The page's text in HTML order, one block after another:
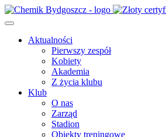
Aktualności
Pierwszy zespół
Kobiety
Akademia
Z życia klubu
Klub
O nas
Zarząd
Stadion
Obiekty treningowe